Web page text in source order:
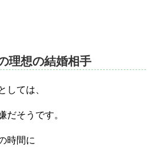
理想の結婚相手
しては、
だそうです。
時間に